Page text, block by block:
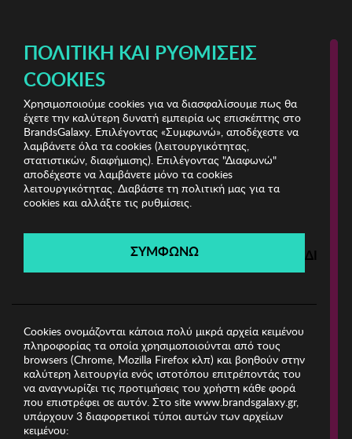
Home Clearance ΣΠΙΤΙ
Home Clearance
Λήγει σε: 00ημέρες | 00ώρες 00λεπτά 00δευτ.
Filters
ΠΟΛΙΤΙΚΉ ΚΑΙ ΡΥΘΜΊΣΕΙΣ
COOKIES
Χρησιμοποιούμε cookies για να διασφαλίσουμε πως θα
έχετε την καλύτερη δυνατή εμπειρία ως επισκέπτης στο
BrandsGalaxy. Επιλέγοντας «Συμφωνώ», αποδέχεστε να
λαμβάνετε όλα τα cookies (λειτουργικότητας,
στατιστικών, διαφήμισης). Επιλέγοντας "Διαφωνώ"
αποδέχεστε να λαμβάνετε μόνο τα cookies
λειτουργικότητας. Διαβάστε τη πολιτική μας για τα
cookies και αλλάξτε τις ρυθμίσεις.
ΣΥΜΦΩΝΩ
Cookies ονομάζονται κάποια πολύ μικρά αρχεία κειμένου
πληροφορίας τα οποία χρησιμοποιούνται από τους
browsers (Chrome, Mozilla Firefox κλπ) και βοηθούν στην
καλύτερη λειτουργία ενός ιστοτόπου επιτρέποντάς του
να αναγνωρίζει τις προτιμήσεις του χρήστη κάθε φορά
που επιστρέφει σε αυτόν. Στο site www.brandsgalaxy.gr,
υπάρχουν 3 διαφορετικοί τύποι αυτών των αρχείων
κειμένου: